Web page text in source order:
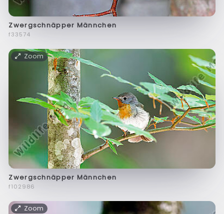
Zwergschnäpper Männchen
f33574
Zoom
Zwergschnäpper Männchen
f102986
Zoom